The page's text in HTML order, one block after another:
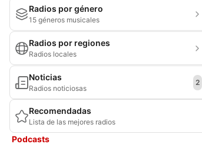
Radios por género
15 géneros musicales
Radios por regiones
Radios locales
Noticias
Radios noticiosas
2
Recomendadas
Lista de las mejores radios
Podcasts